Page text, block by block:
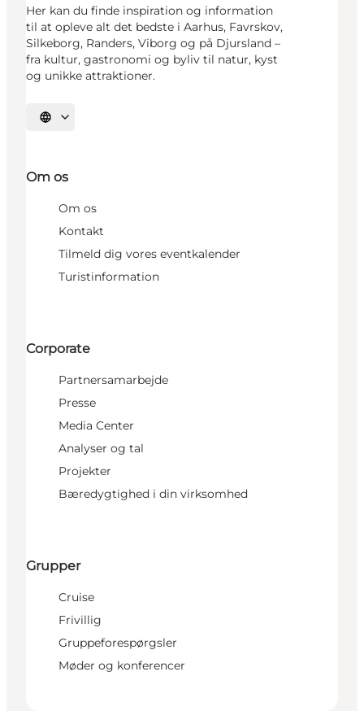
Her kan du finde inspiration og information
til at opleve alt det bedste i Aarhus, Favrskov,
Silkeborg, Randers, Viborg og på Djursland –
fra kultur, gastronomi og byliv til natur, kyst
og unikke attraktioner.
Vælg sprog
Om os
Om os
Kontakt
Tilmeld dig vores eventkalender
Turistinformation
Corporate
Partnersamarbejde
Presse
Media Center
Analyser og tal
Projekter
Bæredygtighed i din virksomhed
Grupper
Cruise
Frivillig
Gruppeforespørgsler
Møder og konferencer